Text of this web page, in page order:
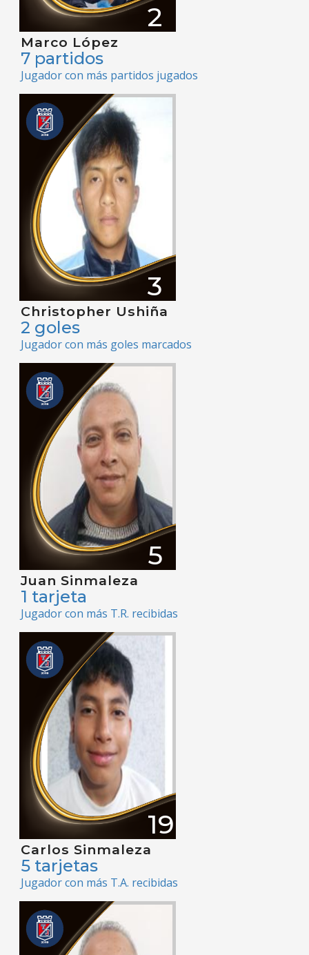
2
Marco López
7 partidos
Jugador con más partidos jugados
3
Christopher Ushiña
2 goles
Jugador con más goles marcados
5
Juan Sinmaleza
1 tarjeta
Jugador con más T.R. recibidas
19
Carlos Sinmaleza
5 tarjetas
Jugador con más T.A. recibidas